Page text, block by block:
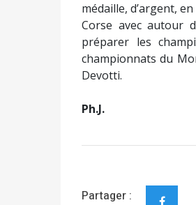
médaille, d’argent,
Corse avec autour
préparer les
championnats du
Devotti.
Ph.J.
Partager :